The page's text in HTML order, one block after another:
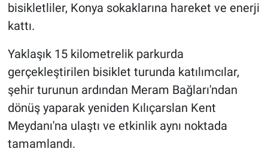
bisikletliler, Konya sokaklarına hareket ve enerji
kattı.
Yaklaşık 15 kilometrelik parkurda
gerçekleştirilen bisiklet turunda katılımcılar,
şehir turunun ardından Meram Bağları'ndan
dönüş yaparak yeniden Kılıçarslan Kent
Meydanı'na ulaştı ve etkinlik aynı noktada
tamamlandı.